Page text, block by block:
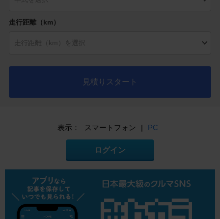
走行距離（km）
見積りスタート
表示： スマートフォン | PC
ログイン